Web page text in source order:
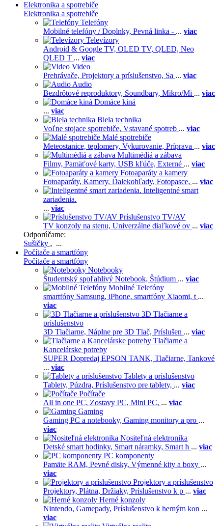
Elektronika a spotrebiče
Elektronika a spotrebiče
Telefóny
Mobilné telefóny / Doplnky, Pevná linka - ... viac
Televízory
Android & Google TV, OLED TV, QLED, Neo
QLED T ... viac
Video
Prehrávače, Projektory a príslušenstvo, Sa ... viac
Audio
Bezdrôtové reproduktory, Soundbary, Mikro/Mi ... viac
Domáce kiná
... viac
Biela technika
Voľne stojace spotrebiče, Vstavané spotreb ... viac
Malé spotrebiče
Meteostanice, teplomery, Vykurovanie, Príprava ... viac
Multimédiá a zábava
Filmy, Pamäťové karty, USB kľúče, Externé ... viac
Fotoaparáty a kamery
Fotoaparáty, Kamery, Ďalekohľady, Fotopasce, ... viac
Inteligentné smart
zariadenia.
... viac
Príslušenstvo TV/AV
TV konzoly na stenu, Univerzálne diaľkové ov ... viac
Odporúčame:
Sušičky , ...
Počítače a smartfóny
Počítače a smartfóny
Notebooky
Študentský spoľahlivý Notebook, Štúdium ... viac
Mobilné Telefóny
smartfóny Samsung, iPhone, smartfóny Xiaomi, t ...
viac
3D Tlačiarne a
príslušenstvo
3D Tlačiarne, Náplne pre 3D Tlač, Príslušen ... viac
Tlačiarne a
Kancelárske potreby
SUPER Dopredaj EPSON TANK, Tlačiarne, Tankové
... viac
Tablety a príslušenstvo
Tablety, Púzdra, Príslušenstvo pre tablety, ... viac
Počítače
All in one PC, Zostavy PC, Mini PC, ... viac
Gaming
Gaming PC a notebooky, Gaming monitory a pro ...
viac
Nositeľná elektronika
Detské smart hodinky, Smart náramky, Smart h ... viac
PC komponenty
Pamäte RAM, Pevné disky, Výmenné kity a boxy ...
viac
Projektory a príslušenstvo
Projektory, Plátna, Držiaky, Príslušenstvo k p ... viac
Herné konzoly
Nintendo, Gamepady, Príslušenstvo k herným kon ...
viac